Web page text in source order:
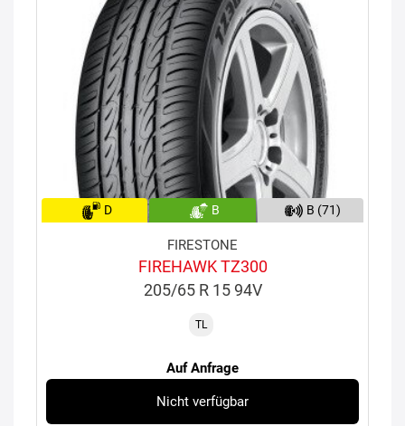
D B B (71)
FIRESTONE
FIREHAWK TZ300
205/65 R 15 94V
TL
Auf Anfrage
Nicht verfügbar